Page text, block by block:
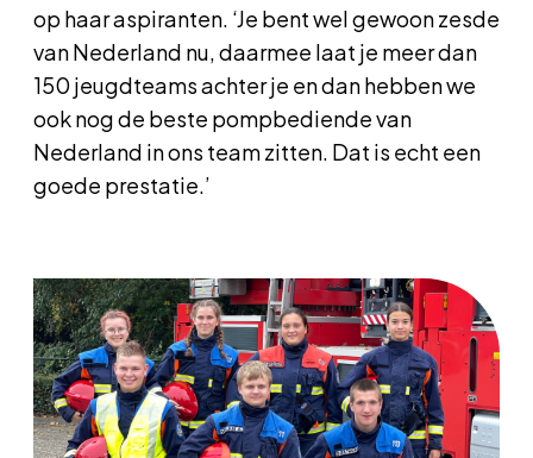
op haar aspiranten. ‘Je bent wel gewoon zesde
van Nederland nu, daarmee laat je meer dan
150 jeugdteams achter je en dan hebben we
ook nog de beste pompbediende van
Nederland in ons team zitten. Dat is echt een
goede prestatie.’